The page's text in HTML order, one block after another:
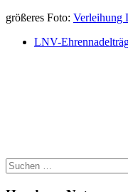
größeres Foto: Verleihung
LNV-